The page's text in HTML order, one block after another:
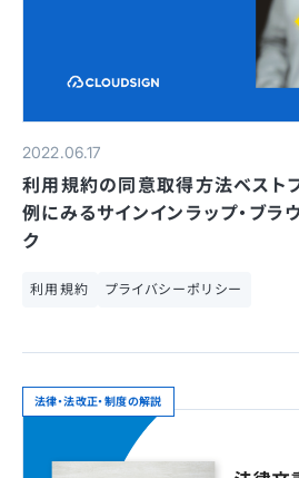
2022.06.17
利用規約の同意取得方法ベスト
例にみるサインインラップ・ブラ
ク
利用規約 プライバシーポリシー
法律・法改正・制度の解説